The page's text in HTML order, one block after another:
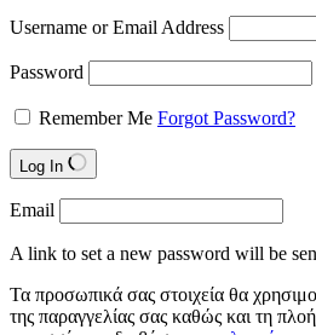
Username or Email Address
Password
Remember Me Forgot Password?
Log In
Email
A link to set a new password will be
Τα προσωπικά σας στοιχεία θα
της παραγγελίας σας καθώς και τη